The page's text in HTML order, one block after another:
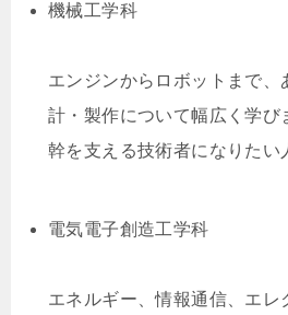
機械工学科
エンジンからロボットまで、
計・製作について幅広く学び
幹を支える技術者になりたい
電気電子創造工学科
エネルギー、情報通信、エレ